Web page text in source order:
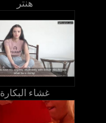
هنتر
غشاء البكارة